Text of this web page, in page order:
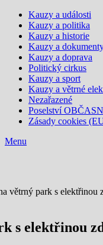
Kauzy a události
Kauzy a politika
Kauzy a historie
Kauzy a
Kauzy a doprava
Politický cirkus
Kauzy a sport
Kauzy a větrné
Nezařazené
Poselství
Zásady cookies
Menu
park s elektřinou
s elektřinou